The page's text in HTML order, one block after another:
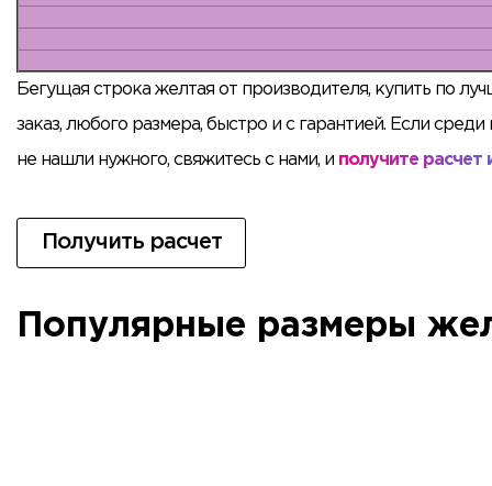
Бегущая строка желтая от производителя, купить по
заказ, любого размера, быстро и с гарантией. Если
не нашли нужного, свяжитесь с нами, и получите расчет
Получить расчет
Популярные размеры